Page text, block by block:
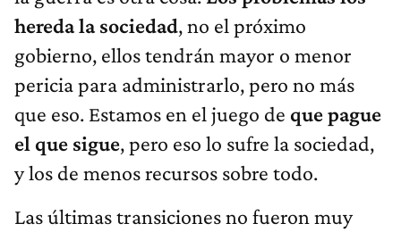
hereda la sociedad, no el próximo
gobierno, ellos tendrán mayor o menor
pericia para administrarlo, pero no más
que eso. Estamos en el juego de que pague
el que sigue, pero eso lo sufre la sociedad,
y los de menos recursos sobre todo.
Las últimas transiciones no fueron muy